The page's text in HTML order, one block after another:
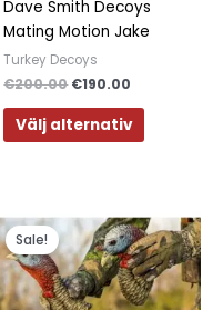
Dave Smith Decoys
Mating Motion Jake
Turkey Decoys
€200.00 €190.00
Välj alternativ
väljas
Sale!
ursprungliga
priset
var:
€480.00.
Det
nuvarande
priset
är:
€417.00.